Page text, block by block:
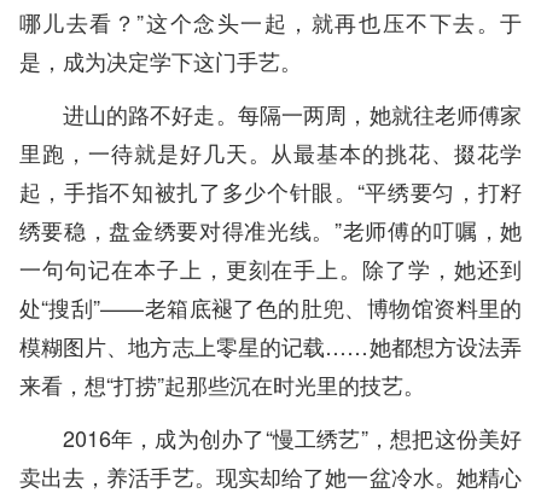
哪儿去看？”这个念头一起，就再也压不下去。于
是，成为决定学下这门手艺。
进山的路不好走。每隔一两周，她就往老师傅家
里跑，一待就是好几天。从最基本的挑花、掇花学
起，手指不知被扎了多少个针眼。“平绣要匀，打籽
绣要稳，盘金绣要对得准光线。”老师傅的叮嘱，她
一句句记在本子上，更刻在手上。除了学，她还到
处“搜刮”——老箱底褪了色的肚兜、博物馆资料里的
模糊图片、地方志上零星的记载……她都想方设法弄
来看，想“打捞”起那些沉在时光里的技艺。
2016年，成为创办了“慢工绣艺”，想把这份美好
卖出去，养活手艺。现实却给了她一盆冷水。她精心